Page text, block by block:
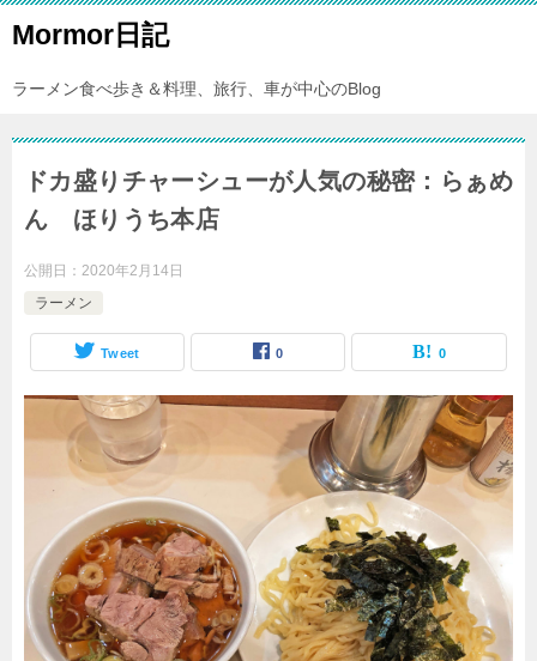
Mormor日記
ラーメン食べ歩き＆料理、旅行、車が中心のBlog
ドカ盛りチャーシューが人気の秘密：らぁめ
ん ほりうち本店
公開日： 2020年2月14日
ラーメン
Tweet 0 0